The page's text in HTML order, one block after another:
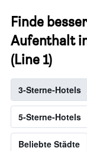
Finde
Aufenthalt
(Line 1)
3-Sterne-Hotels
5-Sterne-Hotels
Beliebte Städte